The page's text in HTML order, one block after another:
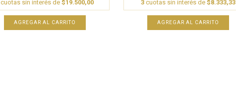
cuotas sin interés de$19.500,00 3 cuotas sin interés de$8.333,33